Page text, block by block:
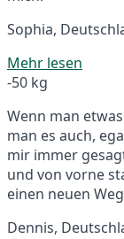
Sophia,
Mehr lesen
-50 kg
Wenn man
man es auch,
mir immer
und von vorne
einen neuen
Dennis,